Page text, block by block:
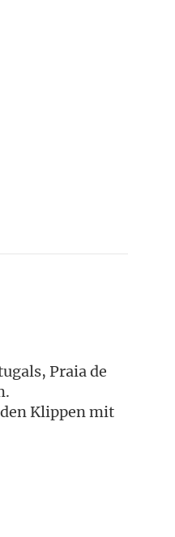
Praia de
Klippen mit